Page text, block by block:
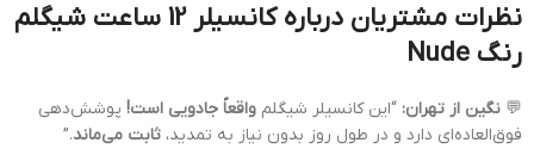
نظرات مشتریان درباره کانسیلر 12 ساعت شیگلم
رنگ Nude
💬 نگین از تهران: “این کانسیلر شیگلم واقعاً جادویی است! پوشش‌دهی
فوق‌العاده‌ای دارد و در طول روز بدون نیاز به تمدید، ثابت می‌ماند.”